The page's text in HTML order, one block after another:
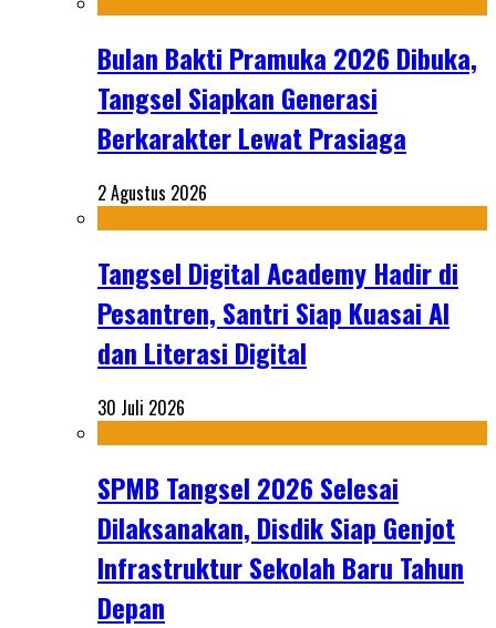
Bulan Bakti Pramuka 2026 Dibuka,
Tangsel Siapkan Generasi
Berkarakter Lewat Prasiaga
2 Agustus 2026
Tangsel Digital Academy Hadir di
Pesantren, Santri Siap Kuasai AI
dan Literasi Digital
30 Juli 2026
SPMB Tangsel 2026 Selesai
Dilaksanakan, Disdik Siap Genjot
Infrastruktur Sekolah Baru Tahun
Depan